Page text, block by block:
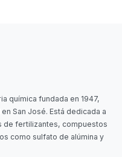
química fundada en 1947,
San José. Está dedicada a
de fertilizantes, compuestos
como sulfato de alúmina y